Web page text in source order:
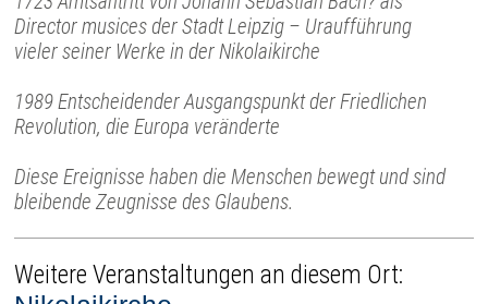
Director musices der Stadt Leipzig – Uraufführung
vieler seiner Werke in der Nikolaikirche
1989 Entscheidender Ausgangspunkt der Friedlichen
Revolution, die Europa veränderte
Diese Ereignisse haben die Menschen bewegt und sind
bleibende Zeugnisse des Glaubens.
Weitere Veranstaltungen an diesem Ort: